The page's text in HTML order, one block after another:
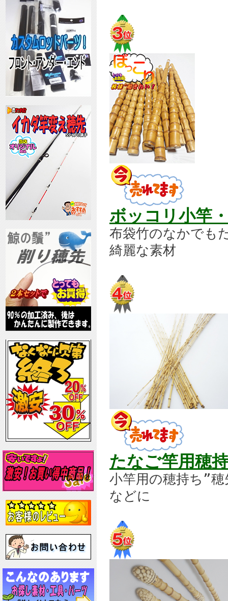
ボッコリ小竿
布袋竹のなかでも
綺麗な素材
たなご竿用穂
小竿用の穂持ち”
などに